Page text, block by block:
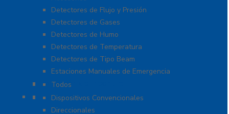
Detectores de Flujo y Presión
Detectores de Gases
Detectores de Humo
Detectores de Temperatura
Detectores de Tipo Beam
Estaciones Manuales de Emergencia
Extinción de Incendio
Todos
Fuentes de Alimentación
Dispositivos Convencionales
Direccionales